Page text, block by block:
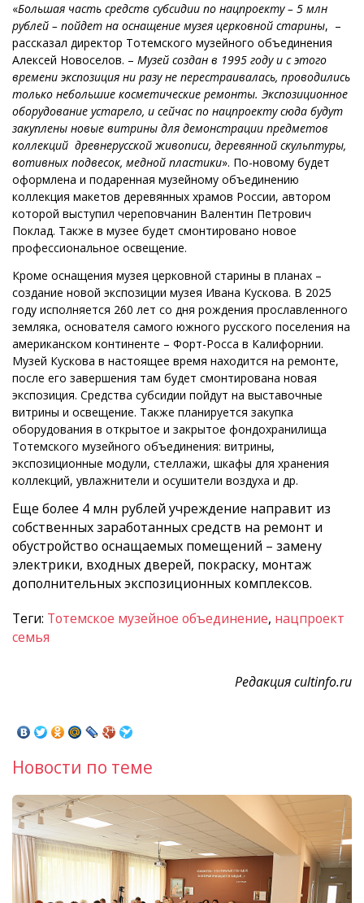
«Большая часть средств субсидии по нацпроекту – 5 млн
рублей – пойдет на оснащение музея церковной старины, –
рассказал директор Тотемского музейного объединения
Алексей Новоселов. – Музей создан в 1995 году и с этого
времени экспозиция ни разу не перестраивалась, проводились
только небольшие косметические ремонты. Экспозиционное
оборудование устарело, и сейчас по нацпроекту сюда будут
закуплены новые витрины для демонстрации предметов
коллекций древнерусской живописи, деревянной скульптуры,
вотивных подвесок, медной пластики». По-новому будет
оформлена и подаренная музейному объединению
коллекция макетов деревянных храмов России, автором
которой выступил череповчанин Валентин Петрович
Поклад. Также в музее будет смонтировано новое
профессиональное освещение.
Кроме оснащения музея церковной старины в планах –
создание новой экспозиции музея Ивана Кускова. В 2025
году исполняется 260 лет со дня рождения прославленного
земляка, основателя самого южного русского поселения на
американском континенте – Форт-Росса в Калифорнии.
Музей Кускова в настоящее время находится на ремонте,
после его завершения там будет смонтирована новая
экспозиция. Средства субсидии пойдут на выставочные
витрины и освещение. Также планируется закупка
оборудования в открытое и закрытое фондохранилища
Тотемского музейного объединения: витрины,
экспозиционные модули, стеллажи, шкафы для хранения
коллекций, увлажнители и осушители воздуха и др.
Еще более 4 млн рублей учреждение направит из
собственных заработанных средств на ремонт и
обустройство оснащаемых помещений – замену
электрики, входных дверей, покраску, монтаж
дополнительных экспозиционных комплексов.
Теги: Тотемское музейное объединение, нацпроект
семья
Редакция cultinfo.ru
Новости по теме